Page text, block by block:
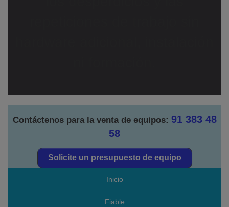
Contáctenos para la venta de equipos: 91 383 48
58
Solicite un presupuesto de equipo
Inicio
Fiable